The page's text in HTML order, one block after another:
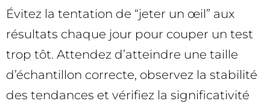
Évitez la tentation de “jeter un œil” aux
résultats chaque jour pour couper un test
trop tôt. Attendez d’atteindre une taille
d’échantillon correcte, observez la stabilité
des tendances et vérifiez la significativité